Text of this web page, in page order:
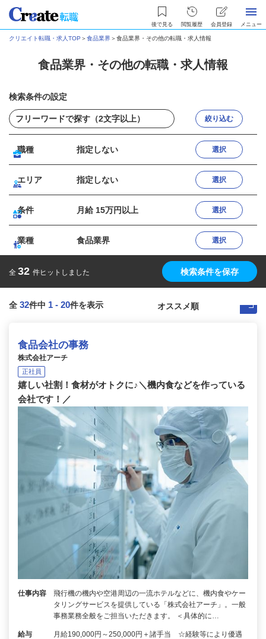
後で見る 閲覧履歴 会員登録 メニュー
クリエイト転職・求人TOP ＞食品業界＞食品業界・その他の転職・求人情報
食品業界・その他の転職・求人情報
検索条件の設定
絞り込む
職種 指定しない 選択
エリア 指定しない 選択
条件 月給 15万円以上 選択
業種 食品業界 選択
全 32 件ヒットしました 検索条件を保存
全 32件中 1 - 20件を表示
食品会社の事務
株式会社アーチ
正社員
嬉しい社割！食材がオトクに♪＼機内食などを作っている
会社です！／
仕事内容
飛行機の機内や空港周辺の一流ホテルなどに、機内食やケー
タリングサービスを提供している「株式会社アーチ」。一般
事務業務全般をご担当いただきます。 ＜具体的に…
給与 月給190,000円～250,000円＋諸手当 ☆経験等により優遇